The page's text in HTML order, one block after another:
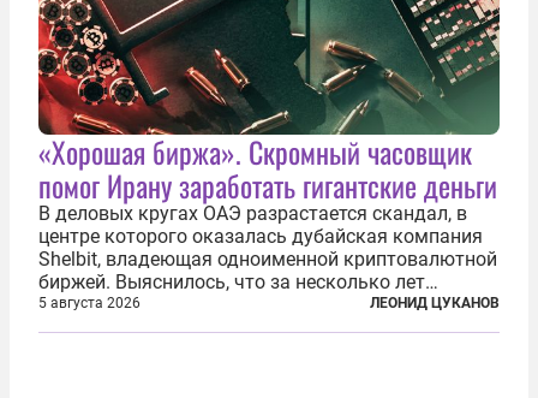
«Хорошая биржа». Скромный часовщик
помог Ирану заработать гигантские деньги
В деловых кругах ОАЭ разрастается скандал, в
центре которого оказалась дубайская компания
Shelbit, владеющая одноименной криптовалютной
биржей. Выяснилось, что за несколько лет
существования через Shelbit прошло не менее 4
млрд долларов в криптовалюте, принадлежащих
5 августа 2026 ЛЕОНИД ЦУКАНОВ